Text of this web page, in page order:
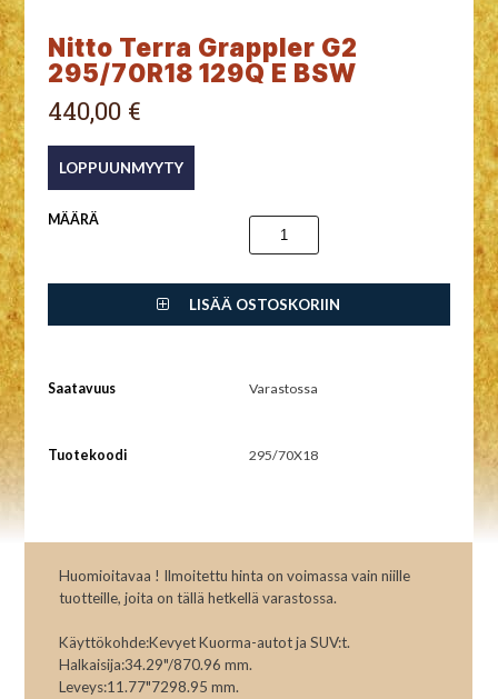
Nitto Terra Grappler G2
295/70R18 129Q E BSW
440,00 €
MÄÄRÄ
LISÄÄ OSTOSKORIIN
Saatavuus Varastossa
Tuotekoodi 295/70X18
Huomioitavaa ! Ilmoitettu hinta on voimassa vain niille
tuotteille, joita on tällä hetkellä varastossa.
Käyttökohde:Kevyet Kuorma-autot ja SUV:t.
Halkaisija:34.29"/870.96 mm.
Leveys:11.77"7298.95 mm.